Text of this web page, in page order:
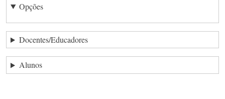
Opções
Docentes/Educadores
Alunos